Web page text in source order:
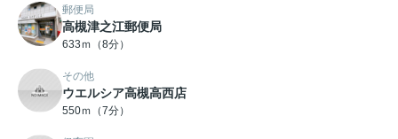
郵便局
高槻津之江郵便局
633ｍ（8分）
その他
ウエルシア高槻高西店
550ｍ（7分）